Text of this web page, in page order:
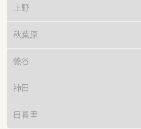
上野
秋葉原
鶯谷
神田
日暮里